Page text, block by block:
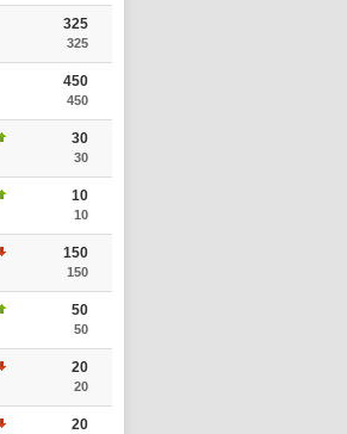
325
325
450
450
30
30
10
10
150
150
50
50
20
20
20